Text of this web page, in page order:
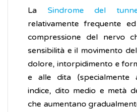
La Sindrome del
relativamente frequente
compressione del nervo
sensibilità e il movimento
dolore, intorpidimento e
e alle dita (specialmente
indice, dito medio e metà
che aumentano